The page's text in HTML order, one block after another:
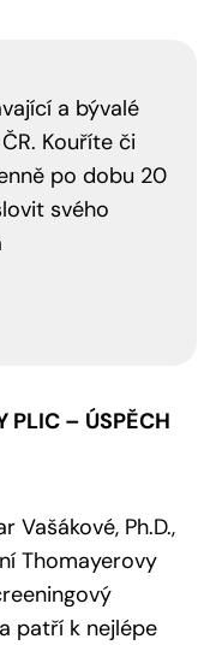
a bývalé
Kouříte či
po dobu 20
svého
PLIC – ÚSPĚCH
Vašákové, Ph.D.,
Thomayerovy
patří k nejlépe